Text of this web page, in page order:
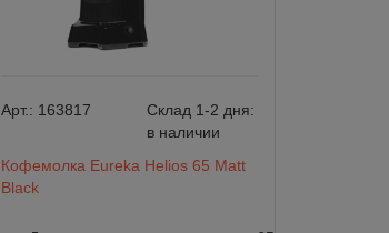
Арт.: 163817
Склад 1-2 дня:
в наличии
Кофемолка Eureka Helios 65 Matt
Black